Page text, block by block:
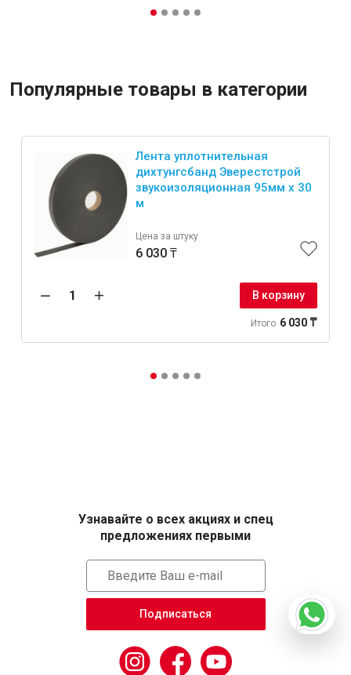
Популярные товары в категории
Лента уплотнительная
дихтунгсбанд Эверестстрой
звукоизоляционная 95мм х 30
м
Цена за штуку
6 030 ₸
В корзину
Итого 6 030 ₸
Узнавайте о всех акциях и спец
предложениях первыми
Подписаться